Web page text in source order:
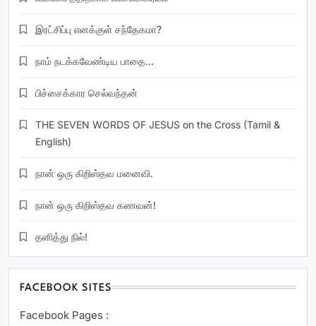
இரட்சிப்பு எனக்குள் சந்தேகமா?
நாம் நடக்கவேண்டிய பாதை…
பிச்சைக்கார செல்வந்தன்
THE SEVEN WORDS OF JESUS on the Cross (Tamil &
English)
நான் ஒரு கிறிஸ்தவ மனைவி.
நான் ஒரு கிறிஸ்தவ கணவன்!
தனித்து நில்!
FACEBOOK SITES
Facebook Pages :